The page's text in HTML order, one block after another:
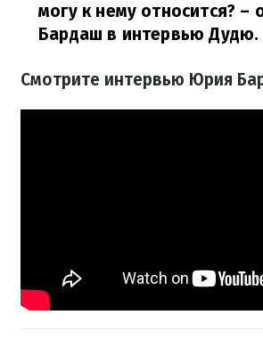
могу к нему относится? –
Бардаш в интервью Дудю.
Смотрите интервью Юрия